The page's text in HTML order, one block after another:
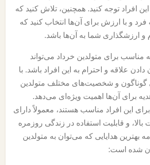
افراد توجه کنید. همچنین، تلاش کنید که
و با ارزش برای آن‌ها انتخاب کنید که
و ارزشگذاری شما به آن‌ها باشد.
مناسب برای متولدین خرداد می‌تواند
علاقه و احترام به این افراد باشد. با
گوناگون و شخصیت‌های مختلف متولدین
برای آن‌ها اهمیت ویژه‌ای می‌دهد.
برای این افراد مناسب هستند، معمولاً دارای
بالا، و قابلیت استفاده در زندگی روزمره
بهترین هدایایی که می‌توان به متولدین
شده است: